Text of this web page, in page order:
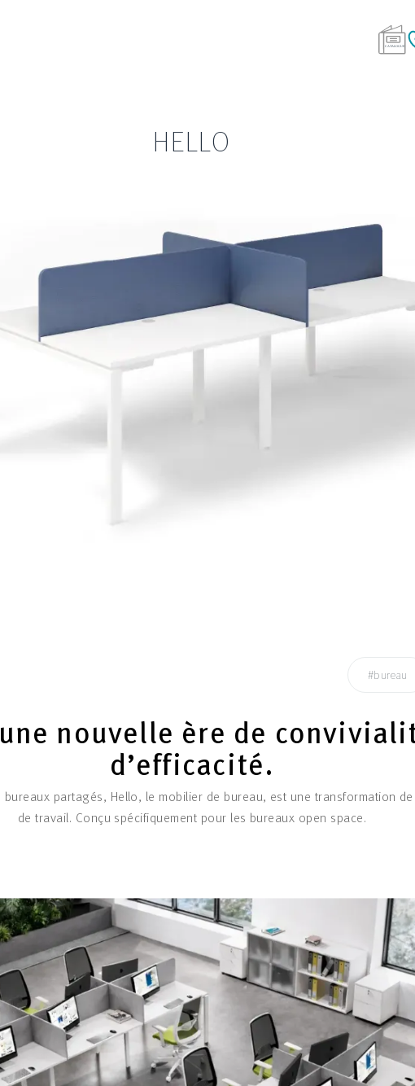
HELLO
#bureau
nouvelle ère de
d’efficacité.
bureaux partagés, Hello, le mobilier de bureau, est une transformation
de travail. Conçu spécifiquement pour les bureaux open space.